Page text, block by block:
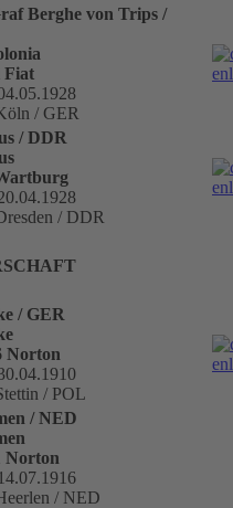
Berghe von Trips /
Fiat
/ GER
/ DDR
/ DDR
/ GER
Norton
/ POL
/ NED
Norton
/ NED